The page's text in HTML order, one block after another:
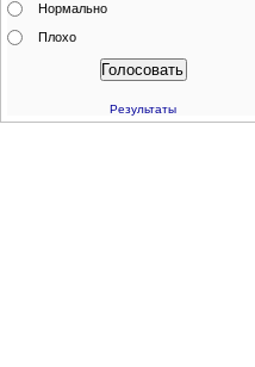
Нормально
Плохо
Результаты